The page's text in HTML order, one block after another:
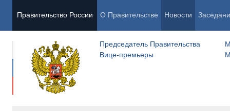
Правительство России О Правительстве Новости
Председатель Правительства
Вице-премьеры